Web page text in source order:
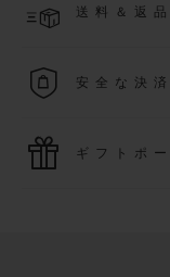
詳細を表示する
より異なる場合がご
送料＆返
す
安全な決済
ご購入は迅速で安
ギフトポー